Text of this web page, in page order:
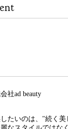
社ad beauty
たいのは、"続く